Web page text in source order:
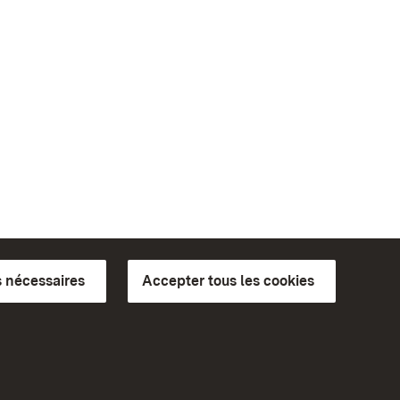
Accepter tous les cookies